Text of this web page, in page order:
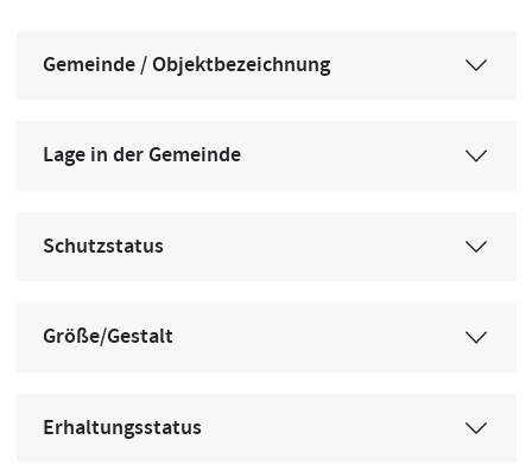
Gemeinde / Objektbezeichnung
Lage in der Gemeinde
Schutzstatus
Größe/Gestalt
Erhaltungsstatus